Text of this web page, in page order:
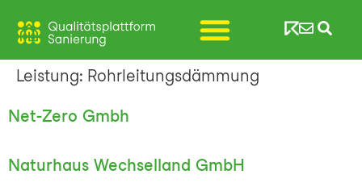
Leistung: Rohrleitungsdämmung
Net-Zero Gmbh
Naturhaus Wechselland GmbH